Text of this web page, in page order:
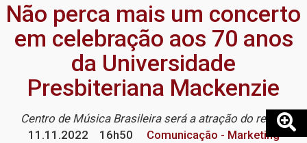
Não perca mais um concerto
em celebração aos 70 anos
da Universidade
Presbiteriana Mackenzie
Centro de Música Brasileira será a atração do recital
11.11.2022
16h50
Comunicação - Marketing